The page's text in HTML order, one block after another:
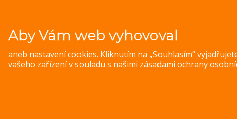
Aby Vám web vyhovoval
aneb nastavení cookies. Kliknutím na „Souhlasím“
vašeho zařízení v souladu s našimi zásadami ochrany